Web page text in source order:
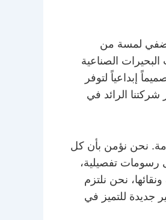
تضفي لمسة من
الصناعية
إبداعياً لتوفر
الرائد في
نحن نؤمن بأن كل
رسومات تفصيلية،
نحن نلتزم
جديدة للتميز في